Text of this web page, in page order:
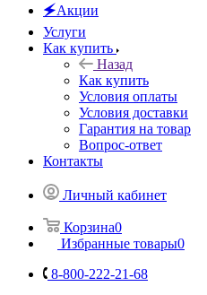
🗲Акции
Услуги
Как купить
Назад
Как купить
Условия оплаты
Условия доставки
Гарантия на товар
Вопрос-ответ
Контакты
Личный кабинет
Корзина0
Избранные товары0
8-800-222-21-68